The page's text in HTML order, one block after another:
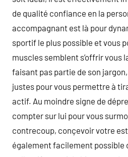
de qualité confiance en la
accompagnant est là pour
sportif le plus possible et vous
muscles semblent s’offrir vous
faisant pas partie de son
justes pour vous permettre à
actif. Au moindre signe de
compter sur lui pour vous
contrecoup, conçevoir votre
également facilement possible